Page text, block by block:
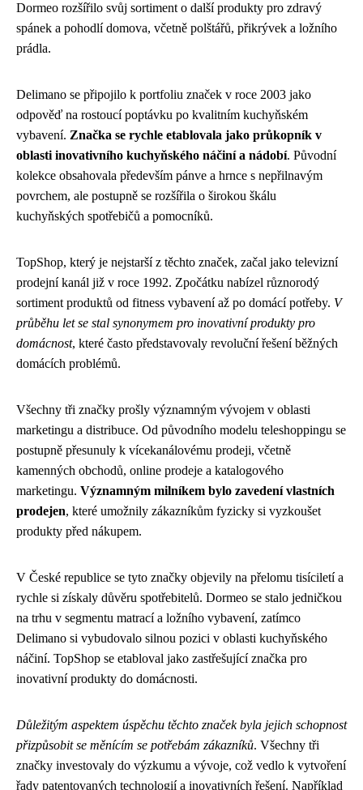
Dormeo rozšířilo svůj sortiment o další produkty pro zdravý
spánek a pohodlí domova, včetně polštářů, přikrývek a ložního
prádla.
Delimano se připojilo k portfoliu značek v roce 2003 jako
odpověď na rostoucí poptávku po kvalitním kuchyňském
vybavení. Značka se rychle etablovala jako průkopník v
oblasti inovativního kuchyňského náčiní a nádobí. Původní
kolekce obsahovala především pánve a hrnce s nepřilnavým
povrchem, ale postupně se rozšířila o širokou škálu
kuchyňských spotřebičů a pomocníků.
TopShop, který je nejstarší z těchto značek, začal jako televizní
prodejní kanál již v roce 1992. Zpočátku nabízel různorodý
sortiment produktů od fitness vybavení až po domácí potřeby. V
průběhu let se stal synonymem pro inovativní produkty pro
domácnost, které často představovaly revoluční řešení běžných
domácích problémů.
Všechny tři značky prošly významným vývojem v oblasti
marketingu a distribuce. Od původního modelu teleshoppingu se
postupně přesunuly k vícekanálovému prodeji, včetně
kamenných obchodů, online prodeje a katalogového
marketingu. Významným milníkem bylo zavedení vlastních
prodejen, které umožnily zákazníkům fyzicky si vyzkoušet
produkty před nákupem.
V České republice se tyto značky objevily na přelomu tisíciletí a
rychle si získaly důvěru spotřebitelů. Dormeo se stalo jedničkou
na trhu v segmentu matrací a ložního vybavení, zatímco
Delimano si vybudovalo silnou pozici v oblasti kuchyňského
náčiní. TopShop se etabloval jako zastřešující značka pro
inovativní produkty do domácnosti.
Důležitým aspektem úspěchu těchto značek byla jejich schopnost
přizpůsobit se měnícím se potřebám zákazníků. Všechny tři
značky investovaly do výzkumu a vývoje, což vedlo k vytvoření
řady patentovaných technologií a inovativních řešení. Například